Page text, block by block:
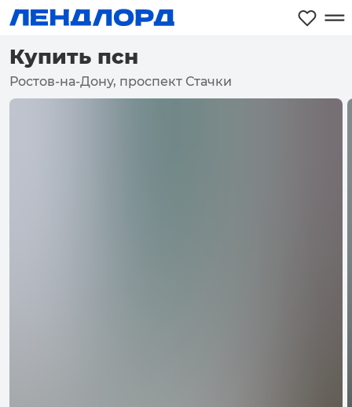
Купить псн
Ростов-на-Дону, проспект Стачки